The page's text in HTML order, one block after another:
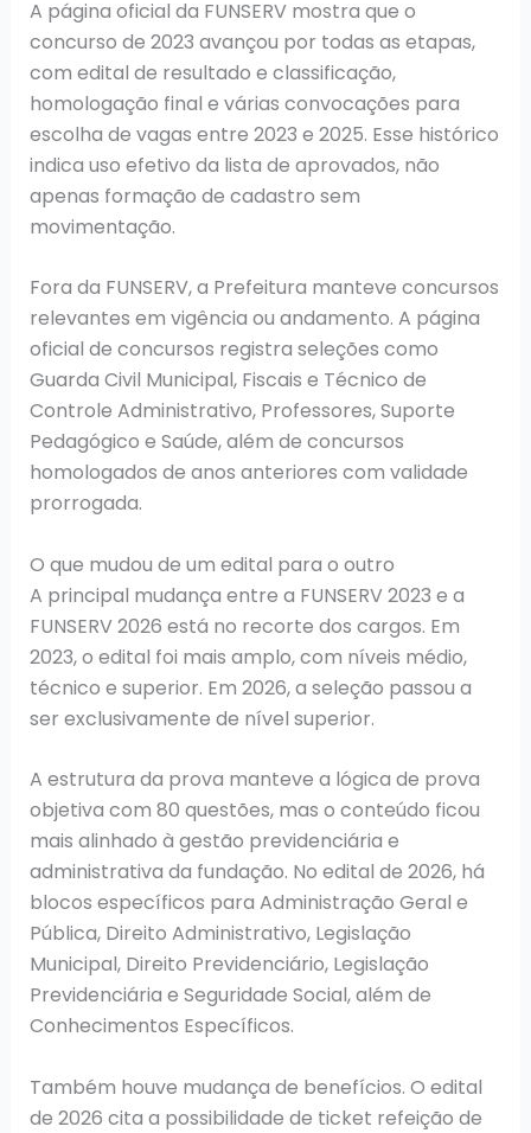
A página oficial da FUNSERV mostra que o
concurso de 2023 avançou por todas as etapas,
com edital de resultado e classificação,
homologação final e várias convocações para
escolha de vagas entre 2023 e 2025. Esse histórico
indica uso efetivo da lista de aprovados, não
apenas formação de cadastro sem
movimentação.
Fora da FUNSERV, a Prefeitura manteve concursos
relevantes em vigência ou andamento. A página
oficial de concursos registra seleções como
Guarda Civil Municipal, Fiscais e Técnico de
Controle Administrativo, Professores, Suporte
Pedagógico e Saúde, além de concursos
homologados de anos anteriores com validade
prorrogada.
O que mudou de um edital para o outro
A principal mudança entre a FUNSERV 2023 e a
FUNSERV 2026 está no recorte dos cargos. Em
2023, o edital foi mais amplo, com níveis médio,
técnico e superior. Em 2026, a seleção passou a
ser exclusivamente de nível superior.
A estrutura da prova manteve a lógica de prova
objetiva com 80 questões, mas o conteúdo ficou
mais alinhado à gestão previdenciária e
administrativa da fundação. No edital de 2026, há
blocos específicos para Administração Geral e
Pública, Direito Administrativo, Legislação
Municipal, Direito Previdenciário, Legislação
Previdenciária e Seguridade Social, além de
Conhecimentos Específicos.
Também houve mudança de benefícios. O edital
de 2026 cita a possibilidade de ticket refeição de